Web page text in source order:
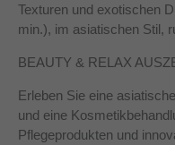
Texturen und exotischen
min.), im asiatischen Stil,
BEAUTY & RELAX
Erleben Sie eine
und eine
Pflegeprodukten und